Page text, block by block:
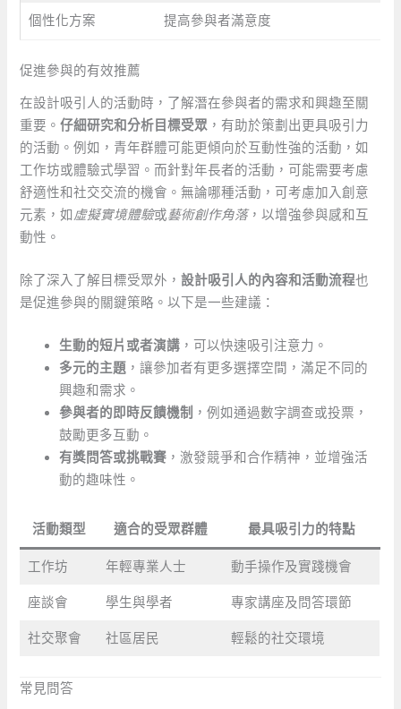
個性化方案 提高參與者滿意度
促進參與的有效推薦
在設計吸引人的活動時，了解潛在參與者的需求和興趣至關
重要。仔細研究和分析目標受眾 ，有助於策劃出更具吸引力
的活動。例如，青年群體可能更傾向於互動性強的活動，如
工作坊或體驗式學習。而針對年長者的活動，可能需要考慮
舒適性和社交交流的機會。無論哪種活動，可考慮加入創意
元素，如 虛擬實境體驗或藝術創作角落，以增強參與感和互
動性。
除了深入了解目標受眾外，設計吸引人的內容和活動流程也
是促進參與的關鍵策略。以下是一些建議：
生動的短片或者演講 ，可以快速吸引注意力。
多元的主題 ，讓參加者有更多選擇空間，滿足不同的
興趣和需求。
參與者的即時反饋機制 ，例如通過數字調查或投票，
鼓勵更多互動。
有獎問答或挑戰賽 ，激發競爭和合作精神，並增強活
動的趣味性。
活動類型 適合的受眾群體 最具吸引力的特點
工作坊 年輕專業人士 動手操作及實踐機會
座談會 學生與學者 專家講座及問答環節
社交聚會 社區居民 輕鬆的社交環境
常見問答